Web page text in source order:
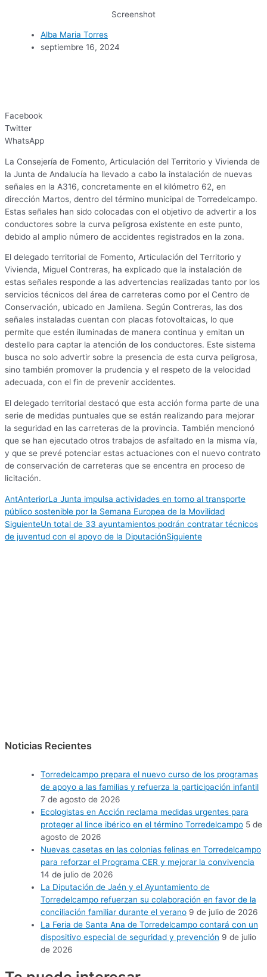
Screenshot
Alba Maria Torres
septiembre 16, 2024
Facebook
Twitter
WhatsApp
La Consejería de Fomento, Articulación del Territorio y Vivienda de
la Junta de Andalucía ha llevado a cabo la instalación de nuevas
señales en la A316, concretamente en el kilómetro 62, en
dirección Martos, dentro del término municipal de Torredelcampo.
Estas señales han sido colocadas con el objetivo de advertir a los
conductores sobre la curva peligrosa existente en este punto,
debido al amplio número de accidentes registrados en la zona.
El delegado territorial de Fomento, Articulación del Territorio y
Vivienda, Miguel Contreras, ha explicado que la instalación de
estas señales responde a las advertencias realizadas tanto por los
servicios técnicos del área de carreteras como por el Centro de
Conservación, ubicado en Jamilena. Según Contreras, las dos
señales instaladas cuentan con placas fotovoltaicas, lo que
permite que estén iluminadas de manera continua y emitan un
destello para captar la atención de los conductores. Este sistema
busca no solo advertir sobre la presencia de esta curva peligrosa,
sino también promover la prudencia y el respeto de la velocidad
adecuada, con el fin de prevenir accidentes.
El delegado territorial destacó que esta acción forma parte de una
serie de medidas puntuales que se están realizando para mejorar
la seguridad en las carreteras de la provincia. También mencionó
que se han ejecutado otros trabajos de asfaltado en la misma vía,
y que se prevé potenciar estas actuaciones con el nuevo contrato
de conservación de carreteras que se encentra en proceso de
licitación.
AntAnteriorLa Junta impulsa actividades en torno al transporte
público sostenible por la Semana Europea de la Movilidad
SiguienteUn total de 33 ayuntamientos podrán contratar técnicos
de juventud con el apoyo de la DiputaciónSiguiente
Noticias Recientes
Torredelcampo prepara el nuevo curso de los programas
de apoyo a las familias y refuerza la participación infantil
7 de agosto de 2026
Ecologistas en Acción reclama medidas urgentes para
proteger al lince ibérico en el término Torredelcampo 5 de
agosto de 2026
Nuevas casetas en las colonias felinas en Torredelcampo
para reforzar el Programa CER y mejorar la convivencia
14 de julio de 2026
La Diputación de Jaén y el Ayuntamiento de
Torredelcampo refuerzan su colaboración en favor de la
conciliación familiar durante el verano 9 de julio de 2026
La Feria de Santa Ana de Torredelcampo contará con un
dispositivo especial de seguridad y prevención 9 de julio
de 2026